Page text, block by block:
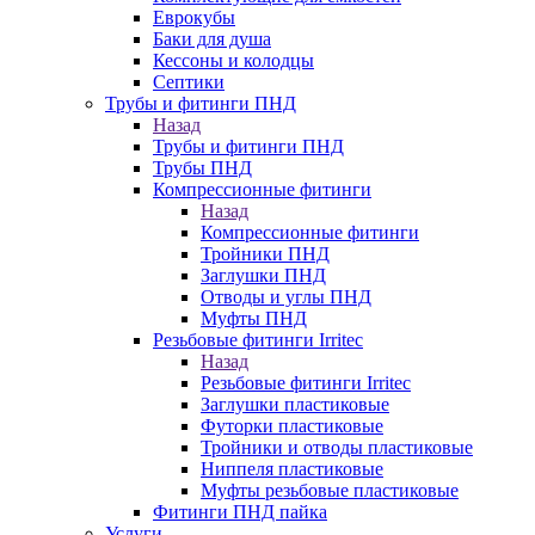
Еврокубы
Баки для душа
Кессоны и колодцы
Септики
Трубы и фитинги ПНД
Назад
Трубы и фитинги ПНД
Трубы ПНД
Компрессионные фитинги
Назад
Компрессионные фитинги
Тройники ПНД
Заглушки ПНД
Отводы и углы ПНД
Муфты ПНД
Резьбовые фитинги Irritec
Назад
Резьбовые фитинги Irritec
Заглушки пластиковые
Футорки пластиковые
Тройники и отводы пластиковые
Ниппеля пластиковые
Муфты резьбовые пластиковые
Фитинги ПНД пайка